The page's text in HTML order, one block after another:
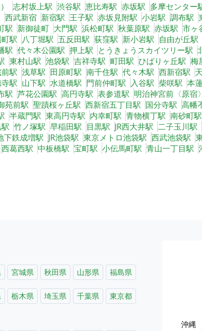
志村坂上駅 渋谷駅 恵比寿駅 赤坂駅 多摩センター
西武新宿 新宿駅 王子駅 赤坂見附駅 小岩駅 調布駅
駅 新御徒町 大門駅 浜松町駅 秋葉原駅 赤坂駅 市ヶ
駅 八丁堀駅 五反田駅 荻窪駅 新小岩駅 自由が丘駅
駅 代々木公園駅 押上駅 とうきょうスカイツリー駅
東村山駅 池袋駅 吉祥寺駅 町田駅 ひばりヶ丘駅 梅
駅 浅草駅 田原町駅 南千住駅 代々木駅 西新宿駅
駅 山下駅 水道橋駅 門前仲町駅 入谷駅 柴咲駅 本
駅 芦花公園駅 高円寺駅 表参道駅 明治神宮前〈原宿
苑前駅 聖蹟桜ヶ丘駅 西新宿五丁目駅 国分寺駅 高幡
半蔵門駅 東高円寺駅 内幸町駅 青物横丁駅 南砂町駅
竹ノ塚駅 早稲田駅 目黒駅 JR西大井駅 二子玉川駅
下鉄成増駅 JR池袋駅 東京メトロ池袋駅 西武池袋駅
西葛西駅 中板橋駅 宝町駅 小伝馬町駅 青山一丁目駅
宮城県 秋田県 山形県 福島県
栃木県 埼玉県 千葉県
東京都
沖縄